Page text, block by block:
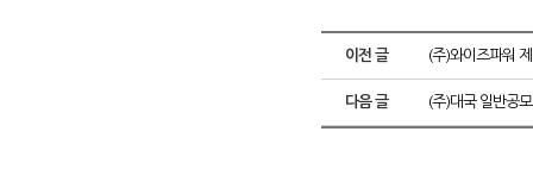
이전 글 (주)와이즈파워
다음 글 (주)대국 일반공